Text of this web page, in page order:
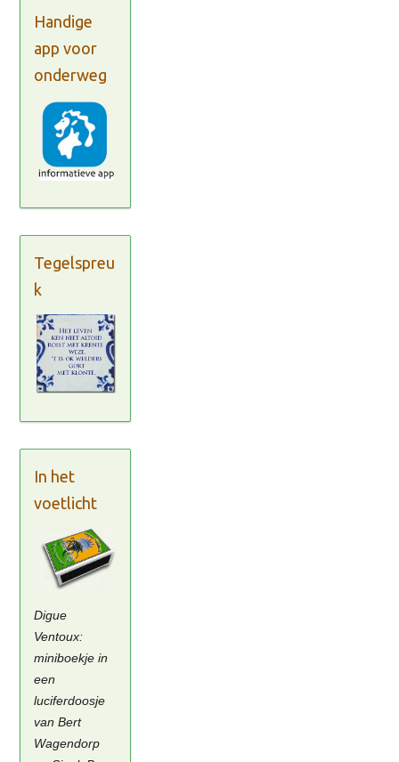
Handige
app voor
onderweg
Tegelspreu
k
In het
voetlicht
Digue
Ventoux:
miniboekje in
een
luciferdoosje
van Bert
Wagendorp